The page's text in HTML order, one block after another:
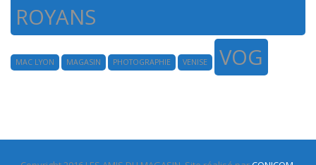
ROYANS
MAC LYON MAGASIN PHOTOGRAPHIE VENISE VOG